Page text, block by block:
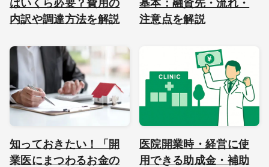
内訳や調達方法を解説
注意点を解説
知っておきたい！「開
業医にまつわるお金の
医院開業時・経営に使
用できる助成金・補助